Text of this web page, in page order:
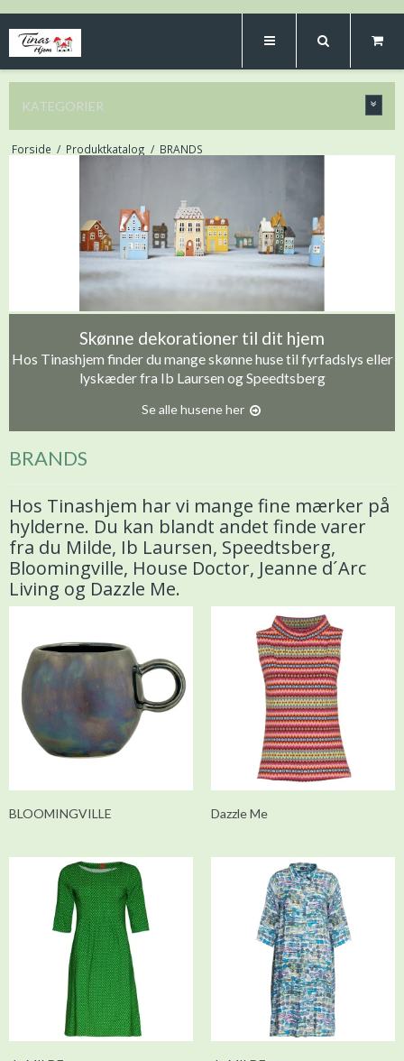
KATEGORIER
Forside / Produktkatalog / BRANDS
Skønne dekorationer til dit hjem
Hos Tinashjem finder du mange skønne huse til fyrfadslys eller
lyskæder fra Ib Laursen og Speedtsberg
Se alle husene her
BRANDS
Hos Tinashjem har vi mange fine mærker på
hylderne. Du kan blandt andet finde varer
fra du Milde, Ib Laursen, Speedtsberg,
Bloomingville, House Doctor, Jeanne d´Arc
Living og Dazzle Me.
BLOOMINGVILLE Dazzle Me